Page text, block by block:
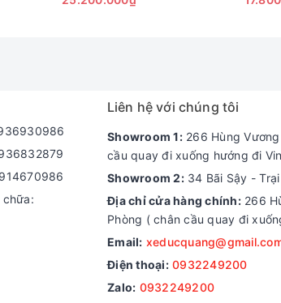
chữa:
Liên hệ với chúng tôi
Showroom 1:266 Hùng
cầu quay đi xuống hướng đi
Showroom 2:34 Bãi Sậy -
Địa chỉ cửa hàng chính:266
Phòng ( chân cầu quay đi
Email:
Điện thoại: 0932249200
Zalo: 0932249200